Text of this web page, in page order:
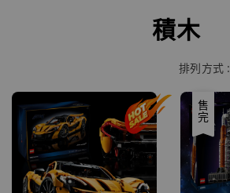
積木
排列方式 :
優惠
售完